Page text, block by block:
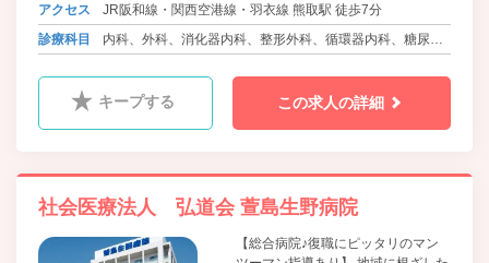
アクセス
JR阪和線・関西空港線・羽衣線 熊取駅 徒歩7分
診療科目
内科、外科、消化器内科、整形外科、循環器内科、糖尿病
吸器内科、泌尿器科、神経内科、リウマチ科、心療内科、ﾘ
キープする この求人の詳細
社会医療法人 弘道会 萱島生野病院
【総合病院♪復職にピッタリのマン